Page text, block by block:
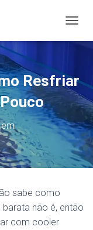
L
N
A
R
A
V
E
G
O
Resfriar
sabe como
não é, então
com cooler